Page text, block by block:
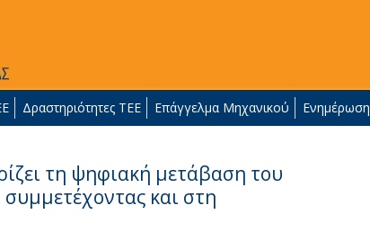
Δραστηριότητες ΤΕΕ Επάγγελμα Μηχανικού Ενημέρωση
τη ψηφιακή μετάβαση του
και στη